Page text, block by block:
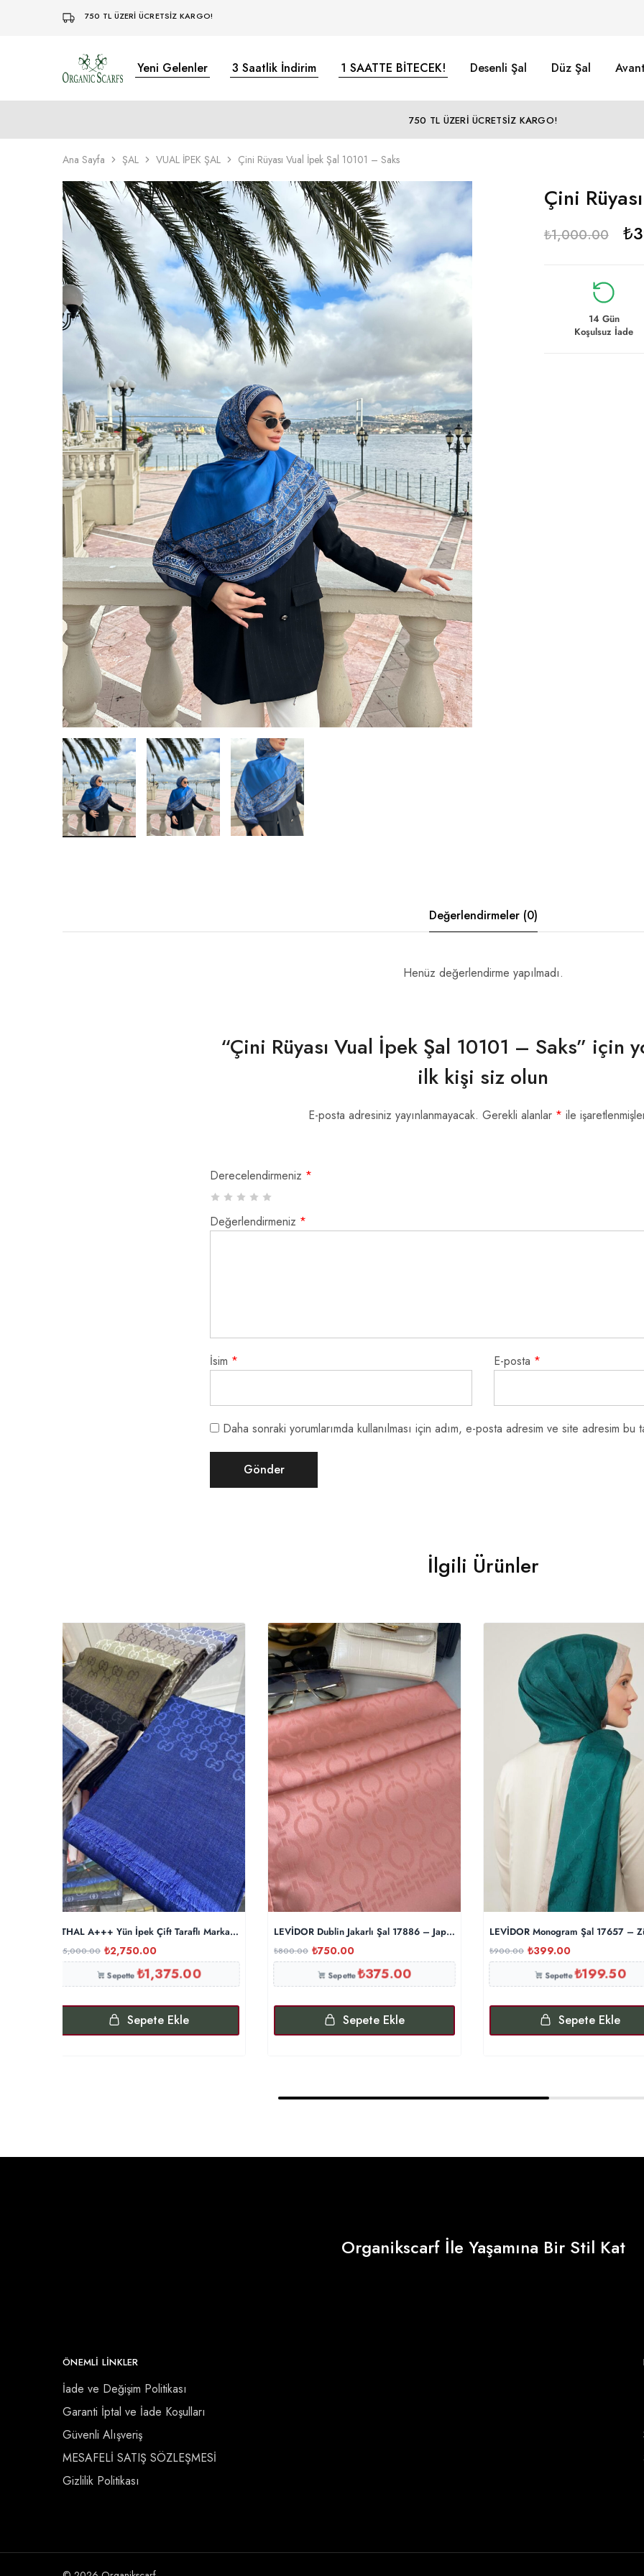
750 TL ÜZERİ ÜCRETSİZ KARGO!
Organikscarf Yeni Gelenler 3 Saatlik İndirim 1 SAATTE BİTECEK! Desenli Şal Düz Şal
750 TL ÜZERİ ÜCRETSİZ KARGO!
Ana Sayfa ŞAL VUAL İPEK ŞAL Çini Rüyası Vual İpek Şal 10101 – Saks
Çini
₺1,000.00 ₺
14 Gün
Koşulsuz İade
Değerlendirmeler (0)
Henüz değerlendirme yapılmadı.
“Çini Rüyası Vual İpek Şal 10101 – Saks” için
ilk kişi siz olun
E-posta adresiniz yayınlanmayacak. Gerekli alanlar * ile
Derecelendirmeniz *
Değerlendirmeniz *
İsim * E-posta *
Daha sonraki yorumlarımda kullanılması için adım, e-posta adresim ve site adresim bu
İlgili Ürünler
İTHAL A+++ Yün İpek Çift Taraflı Marka Şal – Saks
5,000.00 ₺2,750.00
Sepette₺1,375.00
Sepete Ekle
LEVİDOR Dublin Jakarlı Şal 17886 – Japon Kirazı
₺800.00 ₺750.00
Sepette₺375.00
Sepete Ekle
LEVİDOR Monogram Şal 17657 –
₺900.00 ₺399.00
Sepette₺199.50
Sepete Ekle
Organikscarf İle Yaşamına Bir Stil Kat
ÖNEMLI LINKLER
İade ve Değişim Politikası
Garanti İptal ve İade Koşulları
Güvenli Alışveriş
MESAFELİ SATIŞ SÖZLEŞMESİ
Gizlilik Politikası